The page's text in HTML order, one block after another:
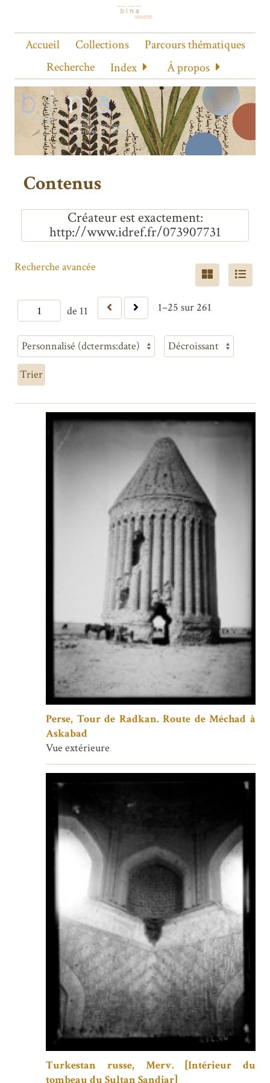
Accueil Collections
Parcours thématiques
Recherche
Index À propos
Contenus
Créateur est exactement
http://www.idref.fr/073907731
de 11 1–25 sur 261
Recherche avancée
Trier
Perse, Tour de Radkan. Route de Méchad à
Askabad
Vue extérieure
Turkestan russe, Merv. [Intérieur du
tombeau du Sultan Sandjar]